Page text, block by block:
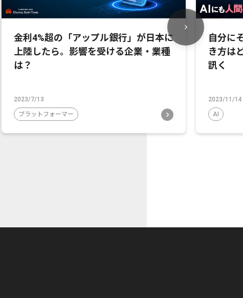
金利4%超の「アップル銀行」が日本に
上陸したら。影響を受ける企業・業種
は？
2023/7/13
プラットフォーマー
自分に
き方は
訊く
2023/11/14
AI